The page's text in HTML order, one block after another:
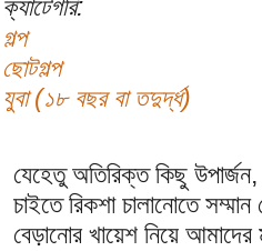
ক্যাটেগরি:
গল্প
ছোটগল্প
যুবা (১৮ বছর বা তদুর্দ্ধ)
যেহেতু অতিরিক্ত কিছু উপার্জন,
চাইতে রিকশা চালানোতে
বেড়ানোর খায়েশ নিয়ে আমাদের